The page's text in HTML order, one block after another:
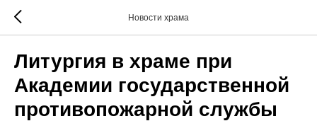
Новости храма
Литургия в храме при
Академии государственной
противопожарной службы